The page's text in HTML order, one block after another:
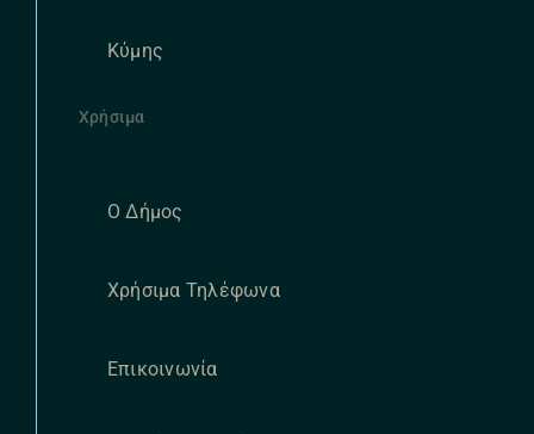
Κύμης
Χρήσιμα
Ο Δήμος
Χρήσιμα Τηλέφωνα
Επικοινωνία